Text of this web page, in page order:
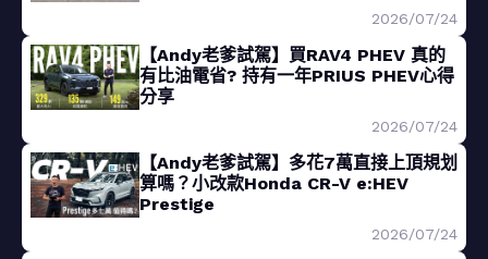
2026/07/24
【Andy老爹試駕】買RAV4 PHEV 真的
有比油電省? 持有一年PRIUS PHEV心得
分享
2026/07/24
【Andy老爹試駕】多花7萬直接上頂規划
算嗎？小改款Honda CR-V e:HEV
Prestige
2026/07/24